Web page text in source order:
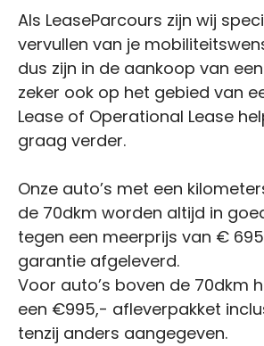
Als LeaseParcours zijn wij
vervullen van je
dus zijn in de aankoop van
zeker ook op het gebied van
Lease of Operational Lease
graag verder.
Onze auto’s met een
de 70dkm worden altijd in
tegen een meerprijs van €
garantie afgeleverd.
Voor auto’s boven de 70dkm
een €995,- afleverpakket
tenzij anders aangegeven.